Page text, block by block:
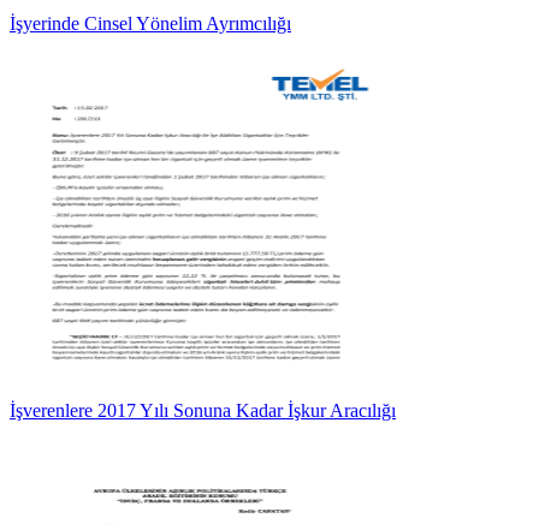
İşyerinde Cinsel Yönelim Ayrımcılığı
İşverenlere 2017 Yılı Sonuna Kadar İşkur Aracılığı